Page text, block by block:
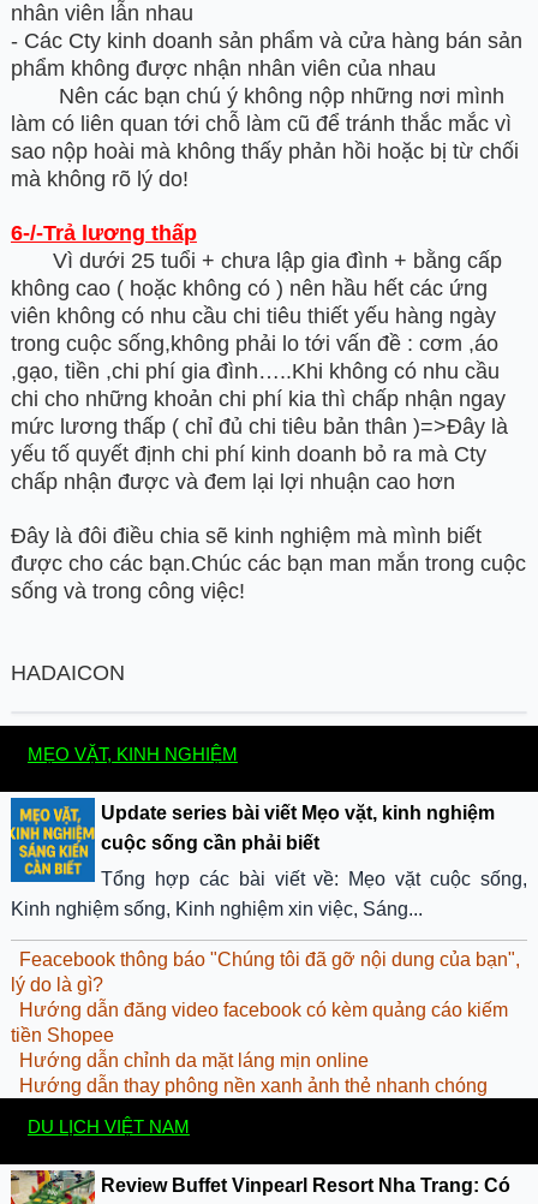
nhân viên lẫn nhau
- Các Cty kinh doanh sản phẩm và cửa hàng bán sản
phẩm không được nhận nhân viên của nhau
Nên các bạn chú ý không nộp những nơi mình
làm có liên quan tới chỗ làm cũ để tránh thắc mắc vì
sao nộp hoài mà không thấy phản hồi hoặc bị từ chối
mà không rõ lý do!
6-/-Trả lương thấp
Vì dưới 25 tuổi + chưa lập gia đình + bằng cấp
không cao ( hoặc không có ) nên hầu hết các ứng
viên không có nhu cầu chi tiêu thiết yếu hàng ngày
trong cuộc sống,không phải lo tới vấn đề : cơm ,áo
,gạo, tiền ,chi phí gia đình…..Khi không có nhu cầu
chi cho những khoản chi phí kia thì chấp nhận ngay
mức lương thấp ( chỉ đủ chi tiêu bản thân )=>Đây là
yếu tố quyết định chi phí kinh doanh bỏ ra mà Cty
chấp nhận được và đem lại lợi nhuận cao hơn
Đây là đôi điều chia sẽ kinh nghiệm mà mình biết
được cho các bạn.Chúc các bạn man mắn trong cuộc
sống và trong công việc!
HADAICON
MẸO VẶT, KINH NGHIỆM
Update series bài viết Mẹo vặt, kinh nghiệm
cuộc sống cần phải biết
Tổng hợp các bài viết về: Mẹo vặt cuộc sống,
Kinh nghiệm sống, Kinh nghiệm xin việc, Sáng...
Feacebook thông báo "Chúng tôi đã gỡ nội dung của bạn",
lý do là gì?
Hướng dẫn đăng video facebook có kèm quảng cáo kiếm
tiền Shopee
Hướng dẫn chỉnh da mặt láng mịn online
Hướng dẫn thay phông nền xanh ảnh thẻ nhanh chóng
DU LỊCH VIỆT NAM
Review Buffet Vinpearl Resort Nha Trang: Có